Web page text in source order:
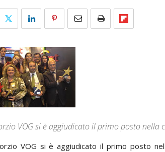
VOG si è aggiudicato il primo posto nella
VOG si è aggiudicato il primo posto